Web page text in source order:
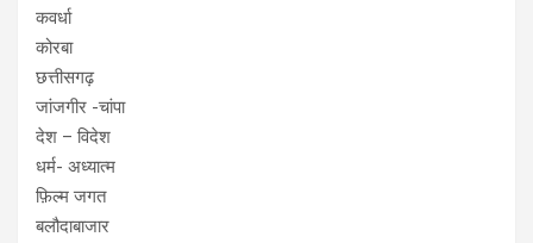
कवर्धा
कोरबा
छत्तीसगढ़
जांजगीर -चांपा
देश – विदेश
धर्म- अध्यात्म
फ़िल्म जगत
बलौदाबाजार